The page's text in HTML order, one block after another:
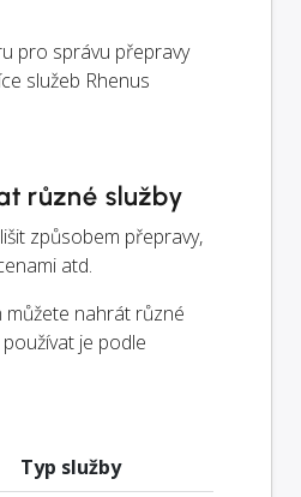
pro správu přepravy
služeb Rhenus
různé služby
způsobem přepravy,
atd.
můžete nahrát různé
je podle
Typ služby